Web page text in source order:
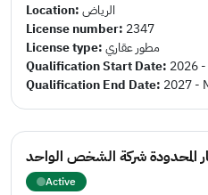
Location:الرياض
License number: 2347
License type:مطور عقاري
Qualification Start Date: 2026
Qualification End Date: 2027 -
المحدودة شركة الشخص الواحد
Active